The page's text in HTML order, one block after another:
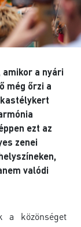
amikor a nyári
még őrzi a
ezt az
zenei
valódi
a közönséget